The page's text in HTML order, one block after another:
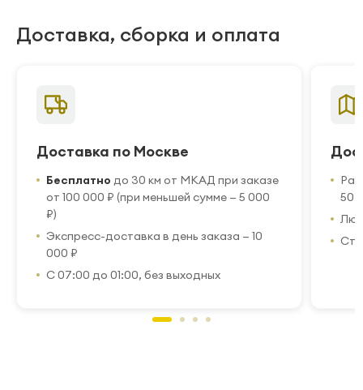
Доставка, сборка и оплата
Доставка по Москве
Бесплатно до 30 км от МКАД при заказе
от 100 000 ₽ (при меньшей сумме — 5 000
₽)
Экспресс-доставка в день заказа — 10
000 ₽
С 07:00 до 01:00, без выходных
50